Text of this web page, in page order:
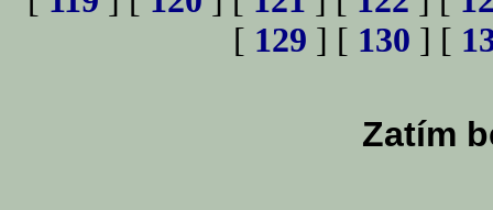
[ 129 ] [ 130 ] [
Zatím